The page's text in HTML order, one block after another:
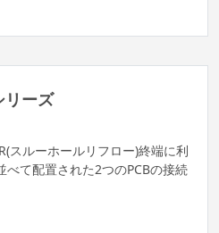
リーズ
スルーホールリフロー)終端に利
べて配置された2つのPCBの接続